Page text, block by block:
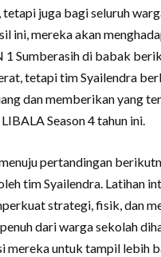
tetapi juga bagi seluruh
ini, mereka akan
1 Sumberasih di babak
tetapi tim Syailendra
dan memberikan yang
Season 4 tahun ini.
pertandingan
tim Syailendra. Latihan
strategi, fisik, dan
dari warga sekolah
mereka untuk tampil lebih